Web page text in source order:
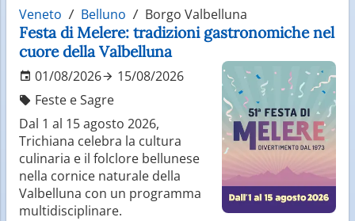
Veneto Belluno Borgo Valbelluna
Festa di Melere: tradizioni gastronomiche nel
cuore della Valbelluna
01/08/2026
15/08/2026
Feste e Sagre
Dal 1 al 15 agosto 2026,
Trichiana celebra la cultura
culinaria e il folclore bellunese
nella cornice naturale della
Valbelluna con un programma
multidisciplinare.